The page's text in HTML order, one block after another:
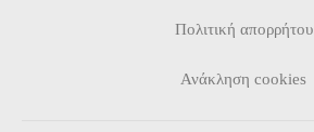
Πολιτική απορρήτου
Ανάκληση cookies